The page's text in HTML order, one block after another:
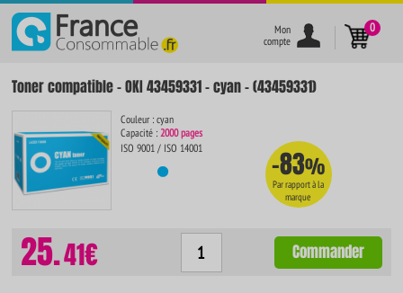
}
Mon
compte
0
Toner compatible - OKI 43459331 - cyan - (43459331)
Couleur : cyan
Capacité :2000 pages
ISO 9001 / ISO 14001
-83%
Par rapport à la
marque
25.41€ Commander